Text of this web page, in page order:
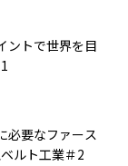
ントで世界を目
必要なファース
ルト工業＃2